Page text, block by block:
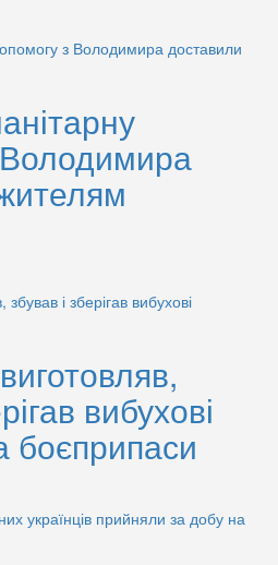
вибухові
боєприпаси